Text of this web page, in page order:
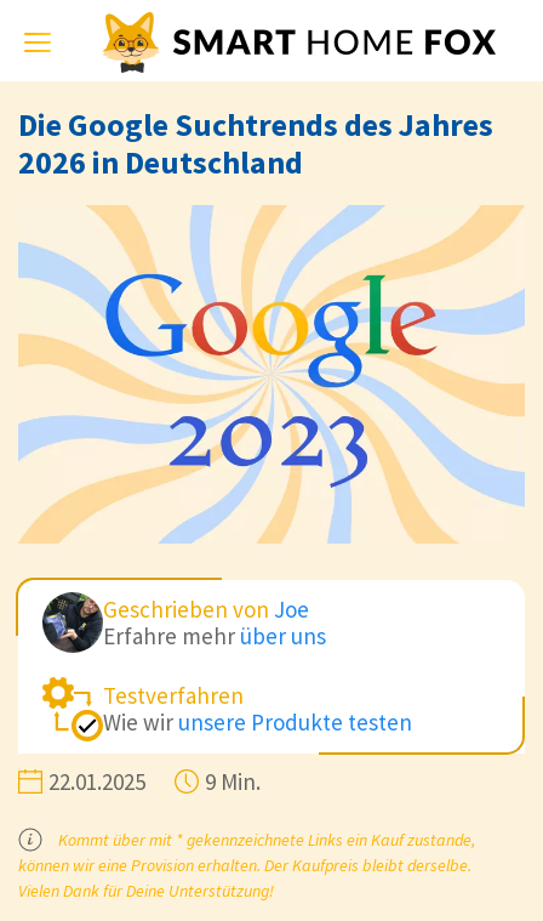
Toggle
navigation
Die Google Suchtrends des Jahres
2026 in Deutschland
Geschrieben von Joe
Erfahre mehr über uns
Testverfahren
Wie wir unsere Produkte testen
22.01.2025 9 Min.
Kommt über mit * gekennzeichnete Links ein Kauf zustande,
können wir eine Provision erhalten. Der Kaufpreis bleibt derselbe.
Vielen Dank für Deine Unterstützung!